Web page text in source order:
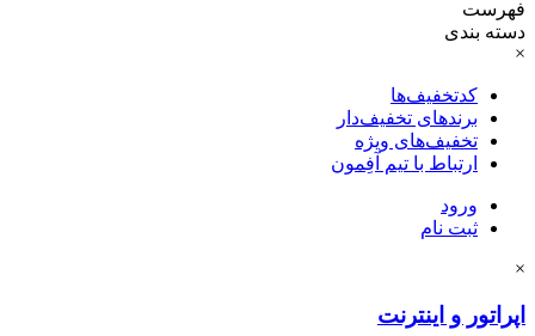
فهرست
دسته بندی
×
کدتخفیف‌ها
برندهای تخفیف‌دار
تخفیف‌های ویژه
ارتباط با تیم آفِمون
ورود
ثبت نام
×
اپراتور و اینترنت